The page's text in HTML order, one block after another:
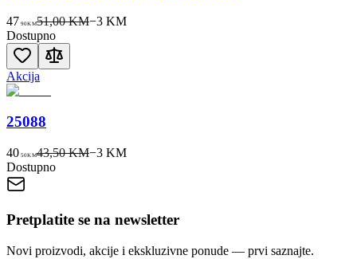
47 90KM51,00 KM−3KM
Dostupno
Akcija
25088
40 50KM43,50 KM−3KM
Dostupno
Pretplatite se na newsletter
Novi proizvodi, akcije i ekskluzivne ponude — prvi saznajte.